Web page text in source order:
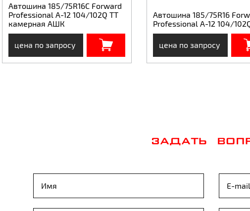
Автошина 185/75R16C Forward
Professional А-12 104/102Q ТТ
камерная АШК
цена по запросу
Автошина 185/75R16
Professional А-12 104/
цена по запросу
ЗАДАТЬ